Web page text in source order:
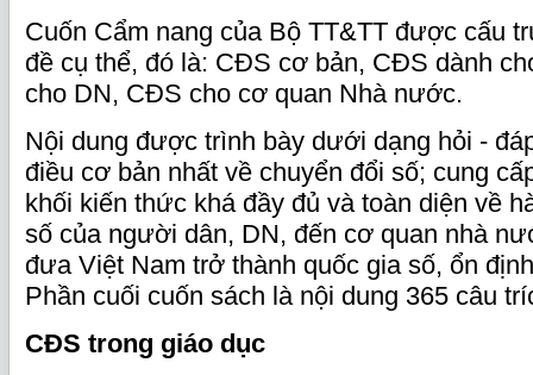
Cuốn Cẩm nang của Bộ TT&TT được cấu
đề cụ thể, đó là: CĐS cơ bản, CĐS dành
cho DN, CĐS cho cơ quan Nhà nước.
Nội dung được trình bày dưới dạng hỏi -
điều cơ bản nhất về chuyển đổi số; cung
khối kiến thức khá đầy đủ và toàn diện về
số của người dân, DN, đến cơ quan nhà
đưa Việt Nam trở thành quốc gia số, ổn
Phần cuối cuốn sách là nội dung 365 câu
CĐS trong giáo dục